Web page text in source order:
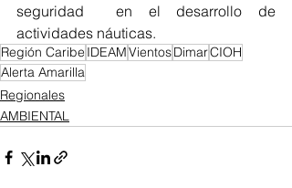
seguridad  en el desarrollo de
actividades náuticas.
Región Caribe IDEAMVientosDimarCIOH
Alerta Amarilla
Regionales
AMBIENTAL